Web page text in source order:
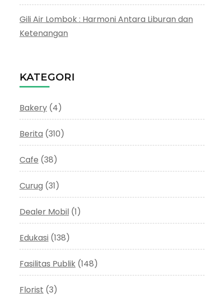
Gili Air Lombok : Harmoni Antara Liburan dan
Ketenangan
KATEGORI
Bakery (4)
Berita (310)
Cafe (38)
Curug (31)
Dealer Mobil (1)
Edukasi (138)
Fasilitas Publik (148)
Florist (3)